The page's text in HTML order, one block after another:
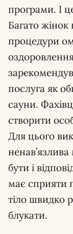
програми. І
Багато
процедури
послуга як
сауни.
створити
Для цього
бути і
має сприяти
тіло швидко
блукати.